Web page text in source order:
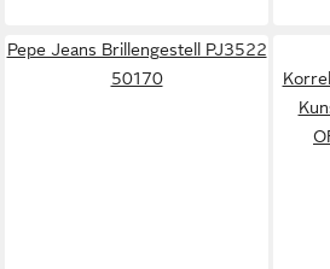
Pepe Jeans Brillengestell PJ3522
50170